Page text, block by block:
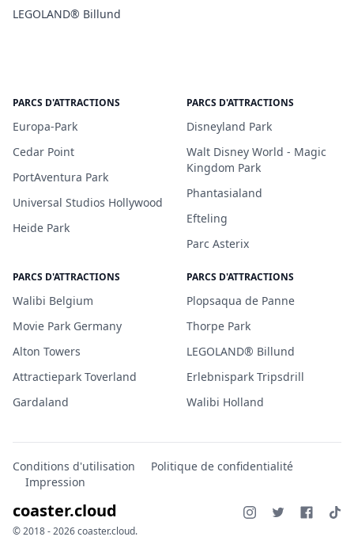
LEGOLAND® Billund
PARCS D'ATTRACTIONS
Europa-Park
Cedar Point
PortAventura Park
Universal Studios Hollywood
Heide Park
PARCS D'ATTRACTIONS
Disneyland Park
Walt Disney World - Magic
Kingdom Park
Phantasialand
Efteling
Parc Asterix
PARCS D'ATTRACTIONS
Walibi Belgium
Movie Park Germany
Alton Towers
Attractiepark Toverland
Gardaland
PARCS D'ATTRACTIONS
Plopsaqua de Panne
Thorpe Park
LEGOLAND® Billund
Erlebnispark Tripsdrill
Walibi Holland
Conditions d'utilisation
Politique de confidentialité
Impression
coaster.cloud
© 2018 - 2026 coaster.cloud.